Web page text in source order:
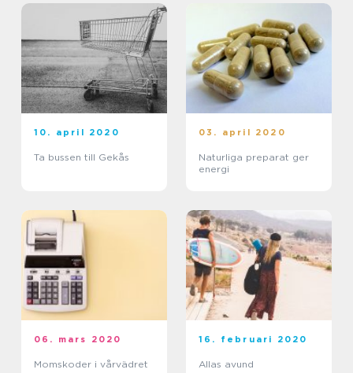
10. april 2020
Ta bussen till Gekås
03. april 2020
Naturliga preparat ger
energi
06. mars 2020
Momskoder i vårvädret
16. februari 2020
Allas avund